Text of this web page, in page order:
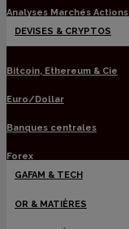
Analyses Marchés Actions
DEVISES & CRYPTOS
Bitcoin, Ethereum & Cie
Euro/Dollar
Banques centrales
Forex
GAFAM & TECH
OR & MATIÈRES